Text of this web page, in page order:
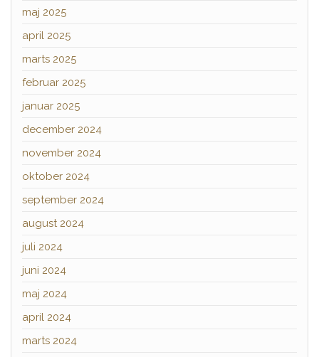
maj 2025
april 2025
marts 2025
februar 2025
januar 2025
december 2024
november 2024
oktober 2024
september 2024
august 2024
juli 2024
juni 2024
maj 2024
april 2024
marts 2024